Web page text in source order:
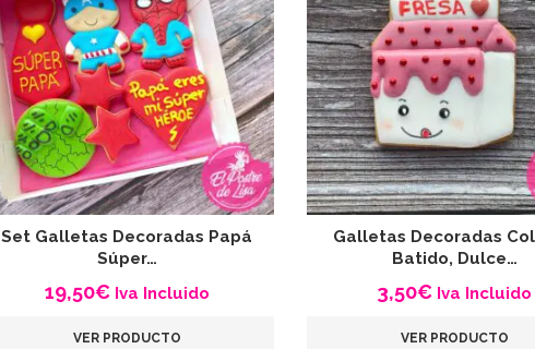
Set Galletas Decoradas Papá
Súper…
19,50€ Iva Incluido
VER PRODUCTO
Galletas Decoradas
Batido, Dulce…
3,50€ Iva Incluido
VER PRODUCTO